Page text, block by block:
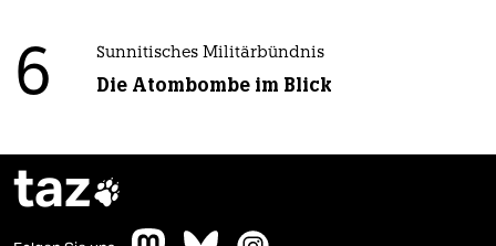
6 Sunnitisches Militärbündnis
Die Atombombe im Blick
taz